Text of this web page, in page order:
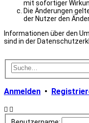
mit sofortiger
Die Änderungen
der Nutzer den
Informationen über den
sind in der
Anmelden •